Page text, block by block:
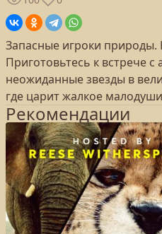
Запасные игроки
Приготовьтесь к встрече
неожиданные звезды в
где царит жалкое
Рекомендации